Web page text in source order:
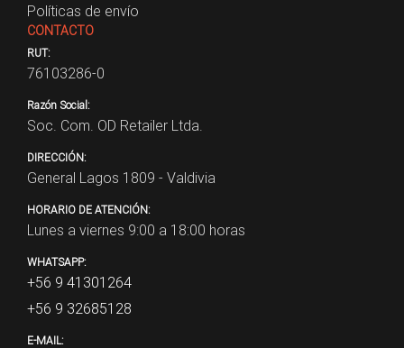
Políticas de envío
CONTACTO
RUT:
76103286-0
Razón Social:
Soc. Com. OD Retailer Ltda.
DIRECCIÓN:
General Lagos 1809 - Valdivia
HORARIO DE ATENCIÓN:
Lunes a viernes 9:00 a 18:00 horas
WHATSAPP:
+56 9 41301264
+56 9 32685128
E-MAIL: